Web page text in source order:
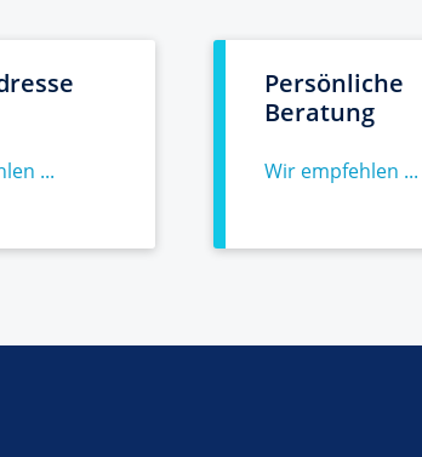
...
Persönliche
Beratung
Wir empfehlen ...